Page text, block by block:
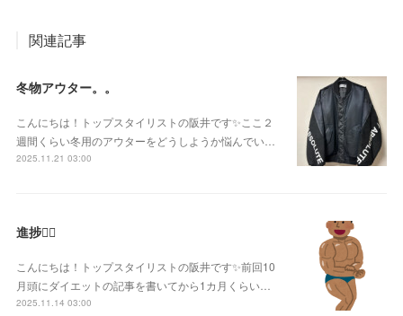
関連記事
冬物アウター。。
こんにちは！トップスタイリストの阪井です✨ここ２
週間くらい冬用のアウターをどうしようか悩んでい…
2025.11.21 03:00
進捗🏋️‍♂️
こんにちは！トップスタイリストの阪井です✨前回10
月頭にダイエットの記事を書いてから1カ月くらい…
2025.11.14 03:00